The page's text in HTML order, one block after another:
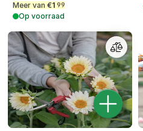
Meer van €1 99
Op voorraad